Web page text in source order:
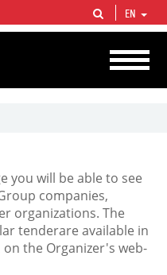
integrated companies in the world
circa 1% of proved hydrocarbon
EN
you will be able to see
companies,
organizations. The
tenderare available in
the Organizer's web-